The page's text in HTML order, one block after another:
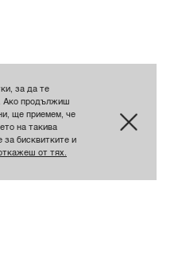
за да те
Ако продължиш
ще приемем, че
на такива
за бисквитките и
от тях.